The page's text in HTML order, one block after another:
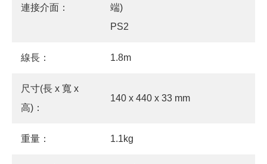
連接介面：
端)
PS2
線長： 1.8m
尺寸(長 x 寬 x
高)：
140 x 440 x 33 mm
重量： 1.1kg